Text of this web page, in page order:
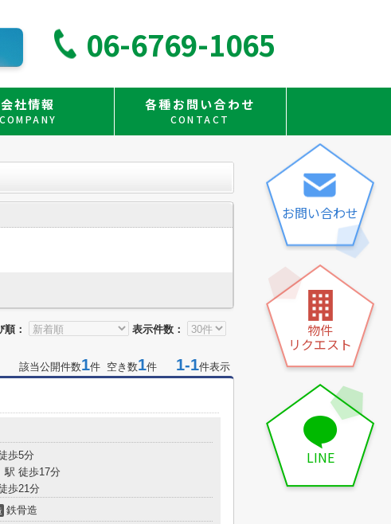
06-6769-1065
会社情報
COMPANY
各種お問い合わせ
CONTACT
順： 表示件数：
該当公開件数1件 空き数1件 1-1件表示
歩5分
駅 徒歩17分
歩21分
鉄骨造
お問い合わせ
物件
リクエスト
LINE